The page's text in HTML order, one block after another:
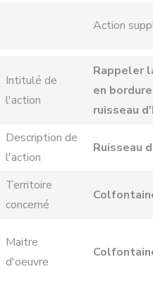
Action
Intitulé de
l'action
Rappeler
en
ruisseau
Description de
l'action
Ruisseau
Territoire
concerné
Maitre
d'oeuvre